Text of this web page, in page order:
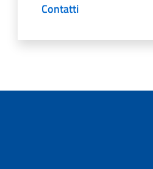
Contatti